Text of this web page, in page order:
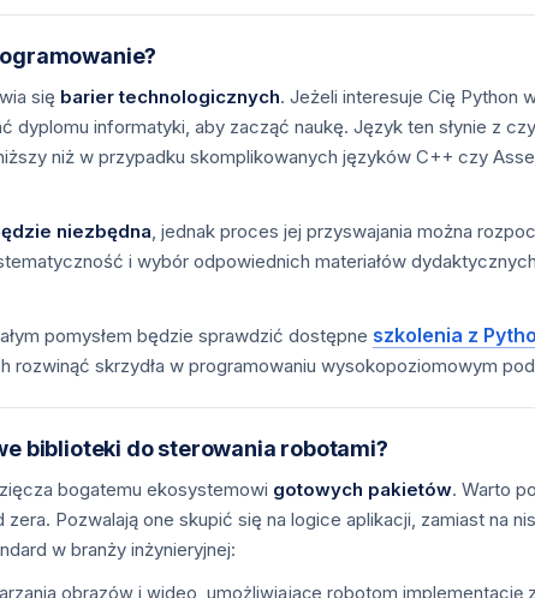
się barier technologicznych. Jeżeli interesuje Cię Python
dyplomu informatyki, aby zacząć naukę. Język ten słynie z
niż w przypadku skomplikowanych języków C++ czy
niezbędna, jednak proces jej przyswajania można
i wybór odpowiednich materiałów
pomysłem będzie sprawdzić dostępne szkolenia z
skrzydła w programowaniu wysokopoziomowym
biblioteki do sterowania robotami?
bogatemu ekosystemowi gotowych pakietów. Warto
Pozwalają one skupić się na logice aplikacji, zamiast na
w branży inżynieryjnej:
obrazów i wideo, umożliwiające robotom